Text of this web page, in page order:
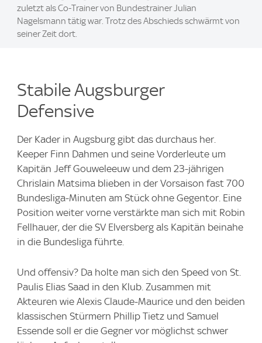
zuletzt als Co-Trainer von Bundestrainer Julian
Nagelsmann tätig war. Trotz des Abschieds schwärmt von
seiner Zeit dort.
Stabile Augsburger
Defensive
Der Kader in Augsburg gibt das durchaus her.
Keeper Finn Dahmen und seine Vorderleute um
Kapitän Jeff Gouweleeuw und dem 23-jährigen
Chrislain Matsima blieben in der Vorsaison fast 700
Bundesliga-Minuten am Stück ohne Gegentor. Eine
Position weiter vorne verstärkte man sich mit Robin
Fellhauer, der die SV Elversberg als Kapitän beinahe
in die Bundesliga führte.
Und offensiv? Da holte man sich den Speed von St.
Paulis Elias Saad in den Klub. Zusammen mit
Akteuren wie Alexis Claude-Maurice und den beiden
klassischen Stürmern Phillip Tietz und Samuel
Essende soll er die Gegner vor möglichst schwer